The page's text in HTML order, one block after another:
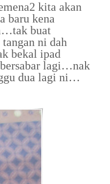
kita akan
baru kena
buat
ni dah
bekal ipad
lagi…nak
dua lagi ni…